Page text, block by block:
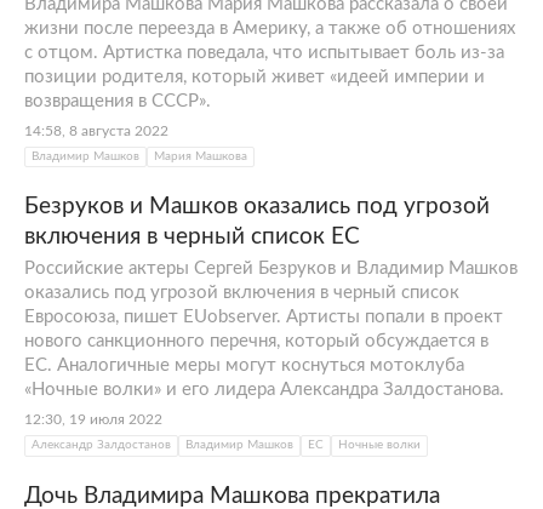
Владимира Машкова Мария Машкова рассказала о своей
жизни после переезда в Америку, а также об отношениях
с отцом. Артистка поведала, что испытывает боль из-за
позиции родителя, который живет «идеей империи и
возвращения в СССР».
14:58, 8 августа 2022
Владимир Машков Мария Машкова
Безруков и Машков оказались под угрозой
включения в черный список ЕС
Российские актеры Сергей Безруков и Владимир Машков
оказались под угрозой включения в черный список
Евросоюза, пишет EUobserver. Артисты попали в проект
нового санкционного перечня, который обсуждается в
ЕС. Аналогичные меры могут коснуться мотоклуба
«Ночные волки» и его лидера Александра Залдостанова.
12:30, 19 июля 2022
Александр Залдостанов Владимир Машков ЕС Ночные волки
Дочь Владимира Машкова прекратила